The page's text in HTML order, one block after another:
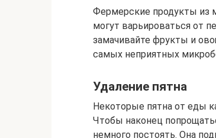
Фермерские продукты из
могут варьироваться от
замачивайте фрукты и
самых неприятных
Удаление пятна
Некоторые пятна от еды
Чтобы наконец
немного постоять. Она